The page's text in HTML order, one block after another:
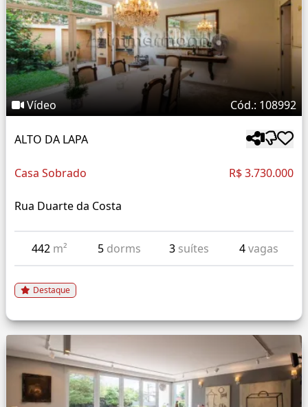
Vídeo Cód.: 108992
ALTO DA LAPA
Casa Sobrado R$ 3.730.000
Rua Duarte da Costa
442 m² 5 dorms 3 suítes 4vagas
Destaque